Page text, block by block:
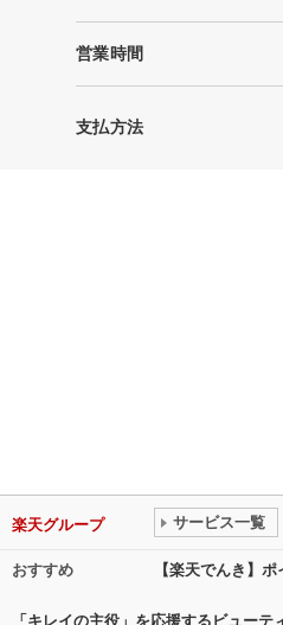
営業時間
支払方法
楽天グループ サービス一覧
おすすめ 【楽天でんき】
「キレイの主役」を応援するビューテ